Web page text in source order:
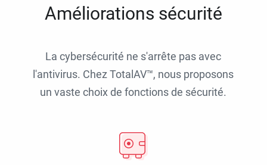
Améliorations sécurité
La cybersécurité ne s'arrête pas avec
l'antivirus. Chez TotalAV™, nous proposons
un vaste choix de fonctions de sécurité.